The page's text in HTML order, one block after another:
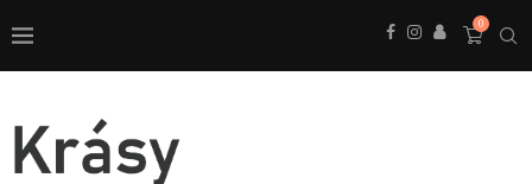
0